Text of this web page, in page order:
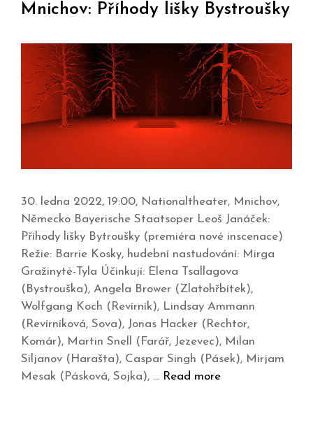
Mnichov: Příhody lišky Bystroušky
30. ledna 2022, 19:00, Nationaltheater, Mnichov,
Německo Bayerische Staatsoper Leoš Janáček:
Příhody lišky Bytroušky (premiéra nové inscenace)
Režie: Barrie Kosky, hudební nastudování: Mirga
Gražinytė-Tyla Účinkují: Elena Tsallagova
(Bystrouška), Angela Brower (Zlatohřbítek),
Wolfgang Koch (Revírník), Lindsay Ammann
(Revírníková, Sova), Jonas Hacker (Rechtor,
Komár), Martin Snell (Farář, Jezevec), Milan
Siljanov (Harašta), Caspar Singh (Pásek), Mirjam
Mesak (Pásková, Sojka), … Read more